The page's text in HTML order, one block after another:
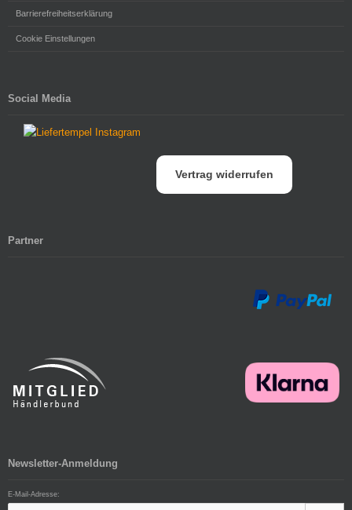
Barrierefreiheitserklärung
Cookie Einstellungen
Social Media
Vertrag widerrufen
Partner
Newsletter-Anmeldung
E-Mail-Adresse: